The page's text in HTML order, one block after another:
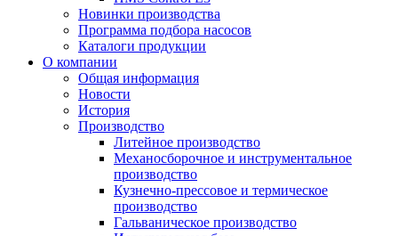
Новинки производства
Программа подбора насосов
Каталоги продукции
О компании
Общая информация
Новости
История
Производство
Литейное производство
Механосборочное и инструментальное
производство
Кузнечно-прессовое и термическое
производство
Гальваническое производство